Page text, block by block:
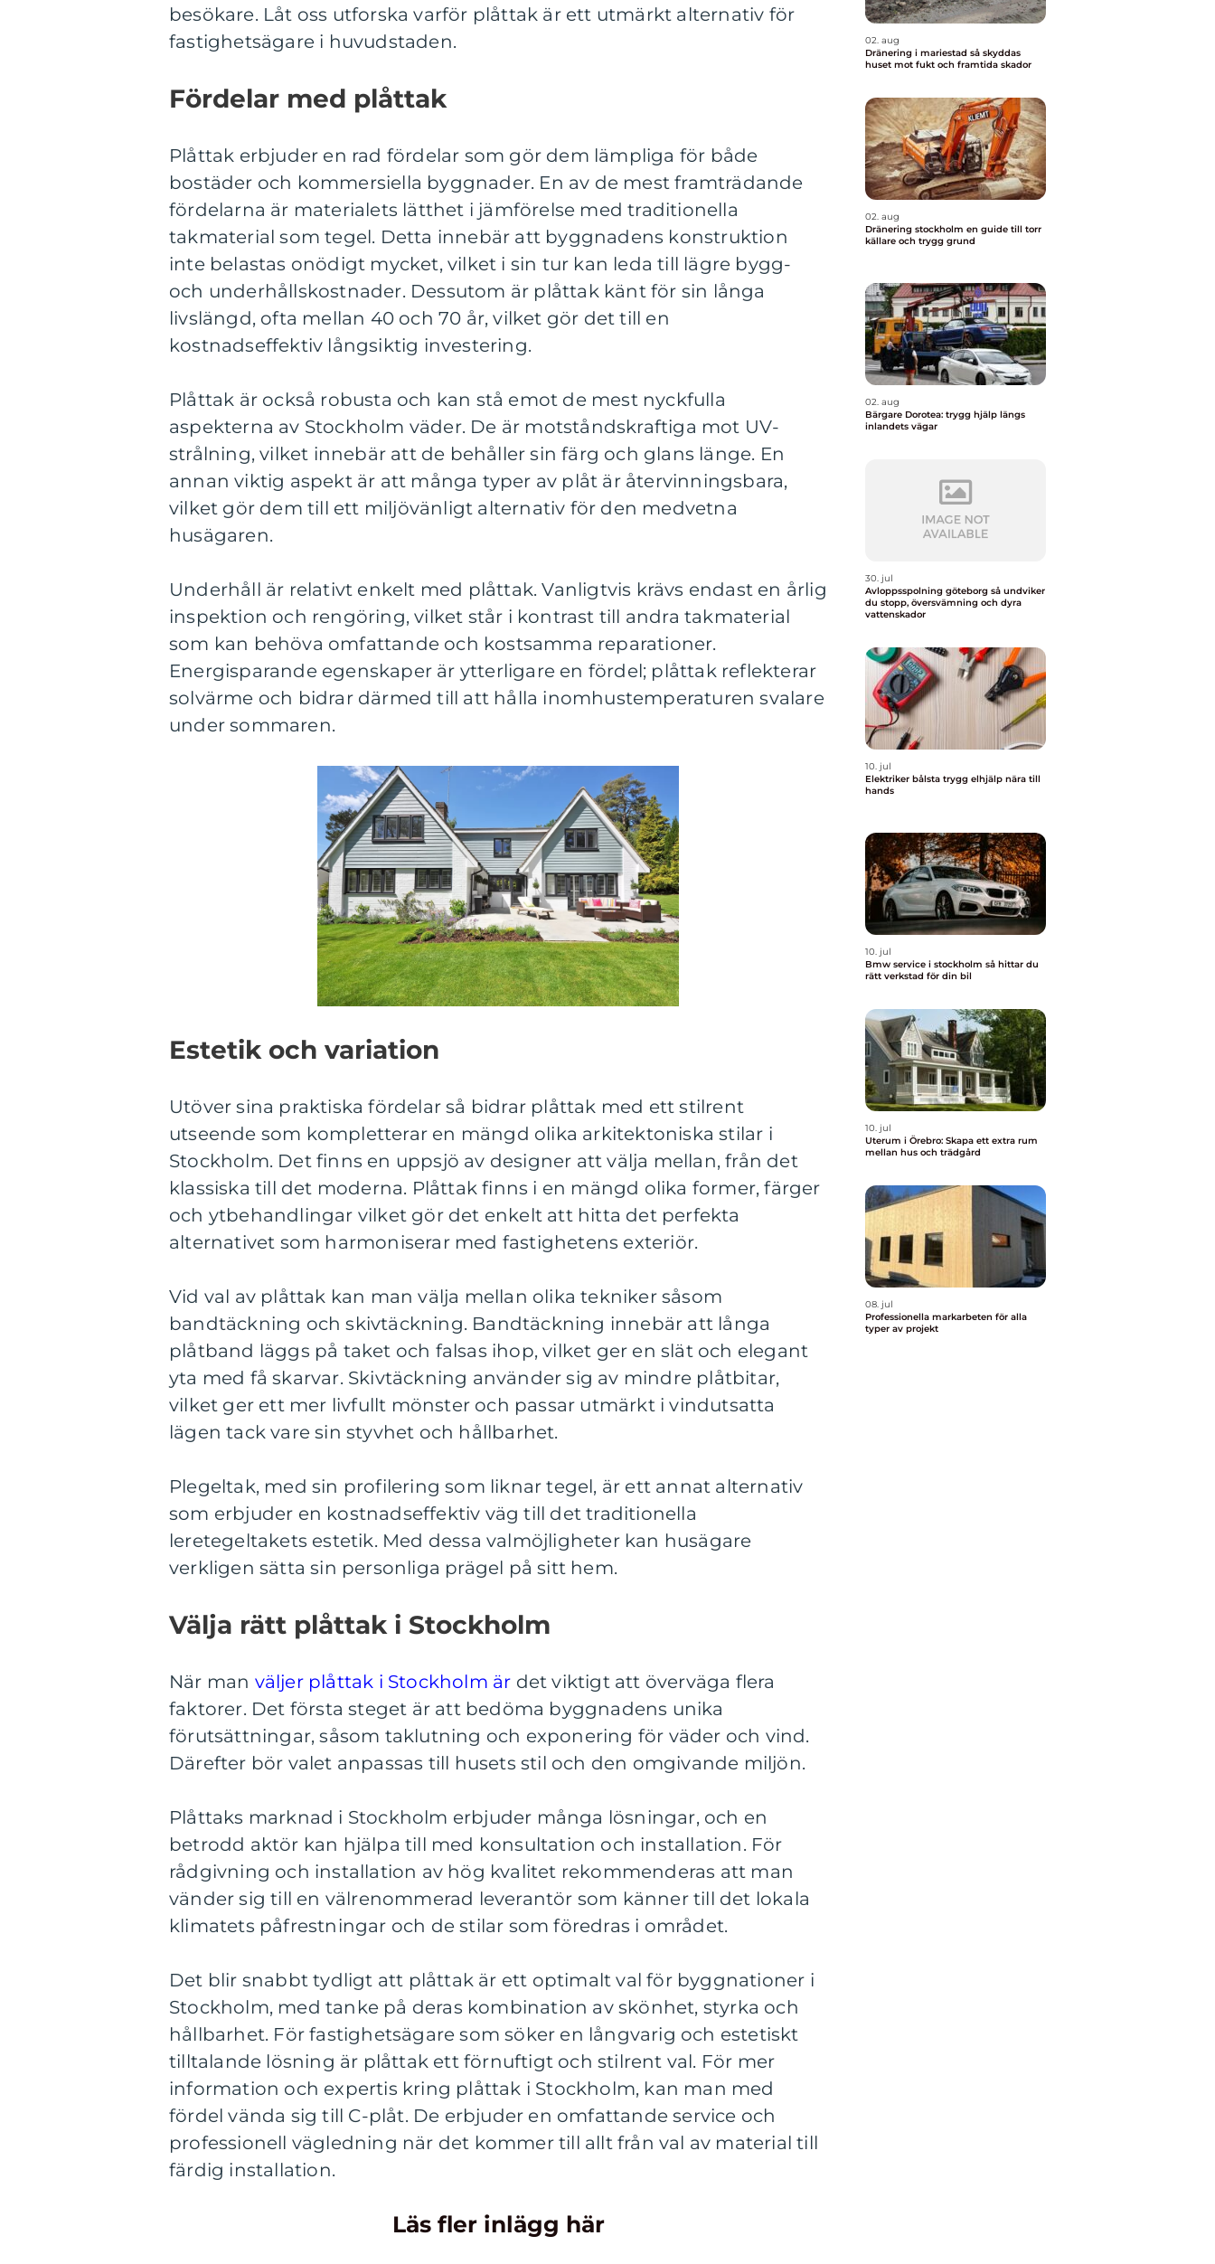
besökare. Låt oss utforska varför plåttak är ett utmärkt alternativ för
fastighetsägare i huvudstaden.
Fördelar med plåttak
Plåttak erbjuder en rad fördelar som gör dem lämpliga för både
bostäder och kommersiella byggnader. En av de mest framträdande
fördelarna är materialets lätthet i jämförelse med traditionella
takmaterial som tegel. Detta innebär att byggnadens konstruktion
inte belastas onödigt mycket, vilket i sin tur kan leda till lägre bygg-
och underhållskostnader. Dessutom är plåttak känt för sin långa
livslängd, ofta mellan 40 och 70 år, vilket gör det till en
kostnadseffektiv långsiktig investering.
Plåttak är också robusta och kan stå emot de mest nyckfulla
aspekterna av Stockholm väder. De är motståndskraftiga mot UV-
strålning, vilket innebär att de behåller sin färg och glans länge. En
annan viktig aspekt är att många typer av plåt är återvinningsbara,
vilket gör dem till ett miljövänligt alternativ för den medvetna
husägaren.
Underhåll är relativt enkelt med plåttak. Vanligtvis krävs endast en årlig
inspektion och rengöring, vilket står i kontrast till andra takmaterial
som kan behöva omfattande och kostsamma reparationer.
Energisparande egenskaper är ytterligare en fördel; plåttak reflekterar
solvärme och bidrar därmed till att hålla inomhustemperaturen svalare
under sommaren.
Estetik och variation
Utöver sina praktiska fördelar så bidrar plåttak med ett stilrent
utseende som kompletterar en mängd olika arkitektoniska stilar i
Stockholm. Det finns en uppsjö av designer att välja mellan, från det
klassiska till det moderna. Plåttak finns i en mängd olika former, färger
och ytbehandlingar vilket gör det enkelt att hitta det perfekta
alternativet som harmoniserar med fastighetens exteriör.
Vid val av plåttak kan man välja mellan olika tekniker såsom
bandtäckning och skivtäckning. Bandtäckning innebär att långa
plåtband läggs på taket och falsas ihop, vilket ger en slät och elegant
yta med få skarvar. Skivtäckning använder sig av mindre plåtbitar,
vilket ger ett mer livfullt mönster och passar utmärkt i vindutsatta
lägen tack vare sin styvhet och hållbarhet.
Plegeltak, med sin profilering som liknar tegel, är ett annat alternativ
som erbjuder en kostnadseffektiv väg till det traditionella
leretegeltakets estetik. Med dessa valmöjligheter kan husägare
verkligen sätta sin personliga prägel på sitt hem.
Välja rätt plåttak i Stockholm
När man väljer plåttak i Stockholm är det viktigt att överväga flera
faktorer. Det första steget är att bedöma byggnadens unika
förutsättningar, såsom taklutning och exponering för väder och vind.
Därefter bör valet anpassas till husets stil och den omgivande miljön.
Plåttaks marknad i Stockholm erbjuder många lösningar, och en
betrodd aktör kan hjälpa till med konsultation och installation. För
rådgivning och installation av hög kvalitet rekommenderas att man
vänder sig till en välrenommerad leverantör som känner till det lokala
klimatets påfrestningar och de stilar som föredras i området.
Det blir snabbt tydligt att plåttak är ett optimalt val för byggnationer i
Stockholm, med tanke på deras kombination av skönhet, styrka och
hållbarhet. För fastighetsägare som söker en långvarig och estetiskt
tilltalande lösning är plåttak ett förnuftigt och stilrent val. För mer
information och expertis kring plåttak i Stockholm, kan man med
fördel vända sig till C-plåt. De erbjuder en omfattande service och
professionell vägledning när det kommer till allt från val av material till
färdig installation.
Läs fler inlägg här
02. aug
Dränering i mariestad så skyddas
huset mot fukt och framtida skador
02. aug
Dränering stockholm en guide till torr
källare och trygg grund
02. aug
Bärgare Dorotea: trygg hjälp längs
inlandets vägar
30. jul
Avloppsspolning göteborg så undviker
du stopp, översvämning och dyra
vattenskador
10. jul
Elektriker bålsta trygg elhjälp nära till
hands
10. jul
Bmw service i stockholm så hittar du
rätt verkstad för din bil
10. jul
Uterum i Örebro: Skapa ett extra rum
mellan hus och trädgård
08. jul
Professionella markarbeten för alla
typer av projekt